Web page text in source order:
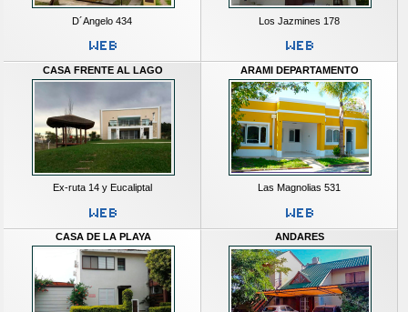
D´Angelo 434 Los Jazmines 178
CASA FRENTE AL LAGO
Ex-ruta 14 y Eucaliptal
ARAMI DEPARTAMENTO
Las Magnolias 531
CASA DE LA PLAYA ANDARES